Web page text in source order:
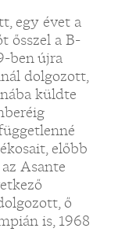
egy évet a
ősszel a B-
ben újra
dolgozott,
küldte
előbb
Asante
ő
is, 1968